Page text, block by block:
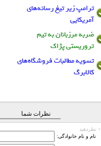
ترامپ زیر تیغ رسانه‌های
آمریکایی
ضربه مرزبانان به تیم
تروریستی پژاک
تسویه مطالبات فروشگاه‌های
کالابرگ
نظرات شما
+ نظردهید
نام و نام خانوادگی: